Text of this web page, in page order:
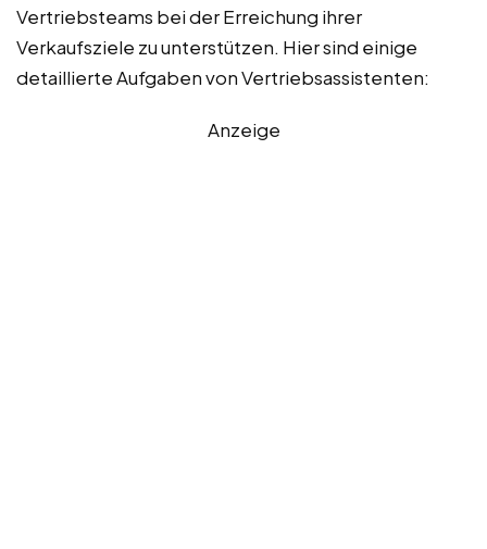
Vertriebsteams bei der Erreichung ihrer
Verkaufsziele zu unterstützen. Hier sind einige
detaillierte Aufgaben von Vertriebsassistenten:
Anzeige